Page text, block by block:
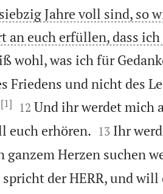
Jahre voll sind, so
euch erfüllen, dass
wohl, was ich für
Friedens und nicht des
[1]
12 Und ihr werdet mich
euch erhören.
13 Ihr
Herzen suchen
der HERR, und